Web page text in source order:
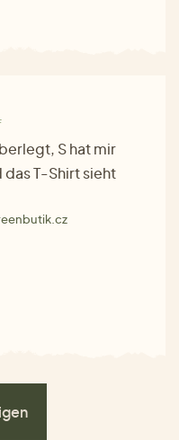
S hat mir
T-Shirt sieht